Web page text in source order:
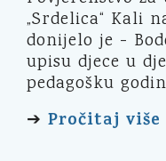
„Srdelica“ Kali
donijelo je -
upisu djece u
pedagošku
➔ Pročitaj više